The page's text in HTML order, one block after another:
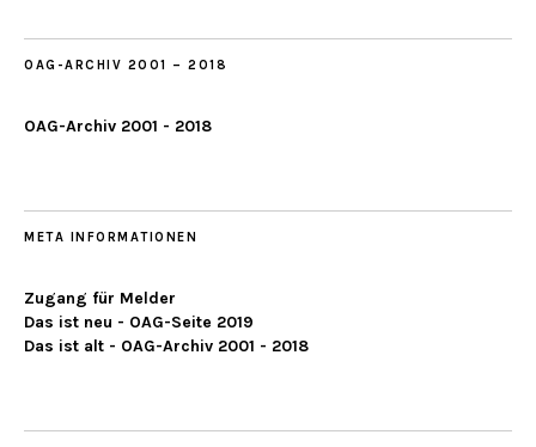
OAG-ARCHIV 2001 – 2018
OAG-Archiv 2001 - 2018
META INFORMATIONEN
Zugang für Melder
Das ist neu - OAG-Seite 2019
Das ist alt - OAG-Archiv 2001 - 2018